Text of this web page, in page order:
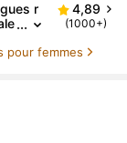
r
Saint-
4,89
(1000+)
pour femmes